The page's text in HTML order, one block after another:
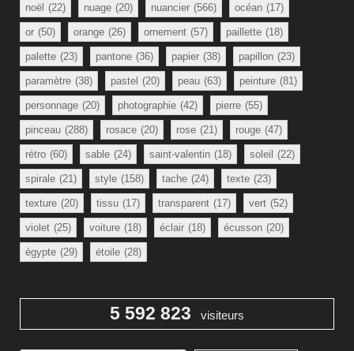
noël (22) nuage (20) nuancier (566) océan (17)
or (50) orange (26) ornement (57) paillette (18)
palette (23) pantone (36) papier (38) papillon (23)
paramètre (38) pastel (20) peau (63) peinture (81)
personnage (20) photographie (42) pierre (55)
pinceau (288) rosace (20) rose (21) rouge (47)
rétro (60) sable (24) saint-valentin (18) soleil (22)
spirale (21) style (158) tache (24) texte (23)
texture (20) tissu (17) transparent (17) vert (52)
violet (25) voiture (18) éclair (18) écusson (20)
égypte (29) étoile (28)
5 592 823 visiteurs